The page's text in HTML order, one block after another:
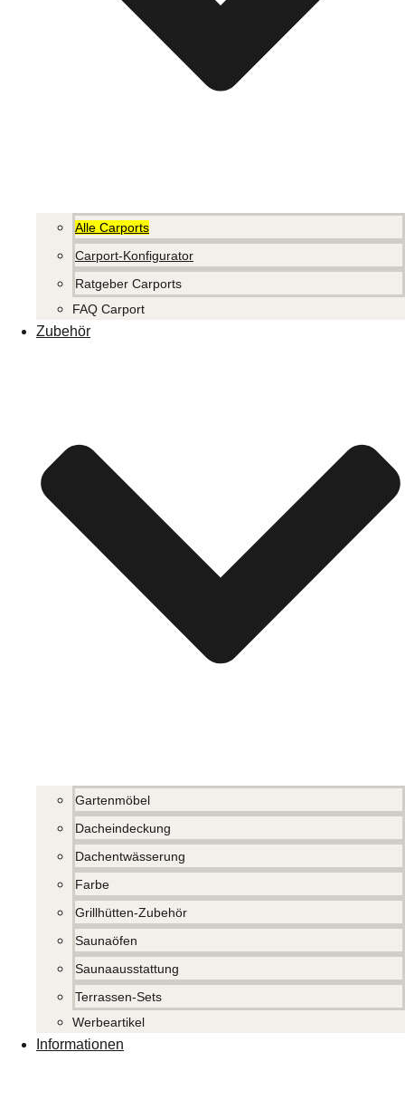
Alle Carports
Carport-Konfigurator
Ratgeber Carports
FAQ Carport
Zubehör
Gartenmöbel
Dacheindeckung
Dachentwässerung
Farbe
Grillhütten-Zubehör
Saunaöfen
Saunaausstattung
Terrassen-Sets
Werbeartikel
Informationen